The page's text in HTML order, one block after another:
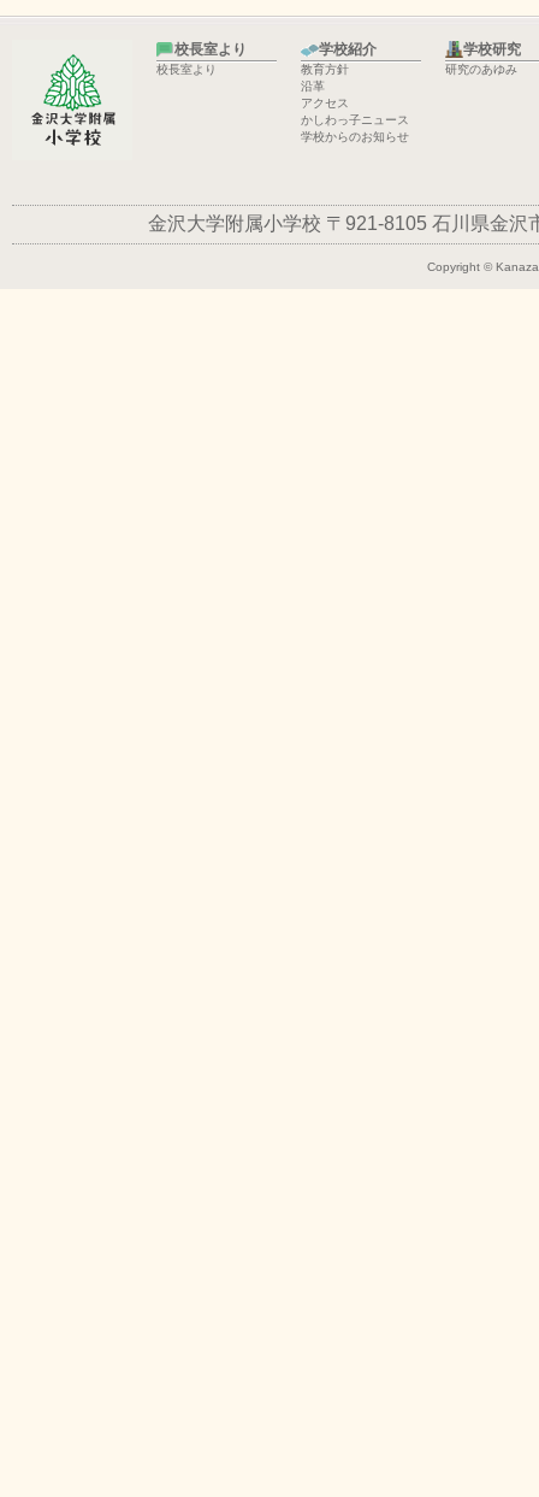
校長室より
校長室より
学校紹介
教育方針
沿革
アクセス
かしわっ子ニュース
学校からのお知らせ
学校研究
研究のあゆみ
金沢大学附属小学校 〒921-8105 石川県金沢
Copyright ©